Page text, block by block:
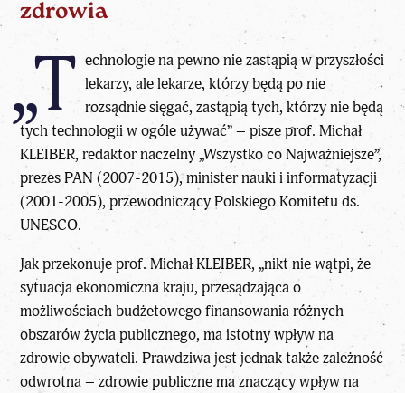
zdrowia
„T echnologie na pewno nie zastąpią w przyszłości
lekarzy, ale lekarze, którzy będą po nie
rozsądnie sięgać, zastąpią tych, którzy nie będą
tych technologii w ogóle używać” – piszeprof. Michał
KLEIBER, redaktor naczelny „Wszystko co Najważniejsze”,
prezes PAN (2007-2015), minister nauki i informatyzacji
(2001-2005), przewodniczący Polskiego Komitetu ds.
UNESCO.
Jak przekonuje prof. Michał KLEIBER, „nikt nie wątpi, że
sytuacja ekonomiczna kraju, przesądzająca o
możliwościach budżetowego finansowania różnych
obszarów życia publicznego, ma istotny wpływ na
zdrowie obywateli. Prawdziwa jest jednak także zależność
odwrotna – zdrowie publiczne ma znaczący wpływ na